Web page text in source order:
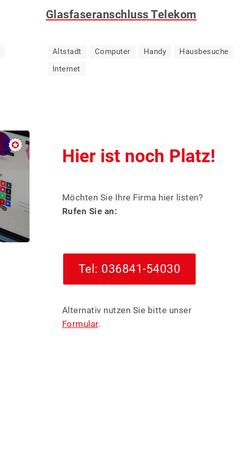
KFZ-SERVICE
Glasfaseranschluss Telekom
Altstadt Computer Handy
Hausbesuche
Internet
Hier ist noch Platz!
Möchten Sie Ihre Firma hier listen?
Rufen Sie an:
Tel: 036841-54030
Alternativ nutzen Sie bitte unser
Formular.